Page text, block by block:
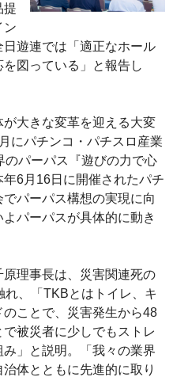
提
ン
遊連では「適正なホール
図っている」と報告し
大きな変革を迎える大変
にパチンコ・パチスロ産業
のパーパス『遊びの力で心
6月16日に開催されたパチ
パーパス構想の実現に向
パーパスが具体的に動き
理事長は、災害関連死の
、「TKBとはトイレ、キ
ことで、災害発生から48
被災者に少しでもストレ
」と説明。「我々の業界
体とともに先進的に取り